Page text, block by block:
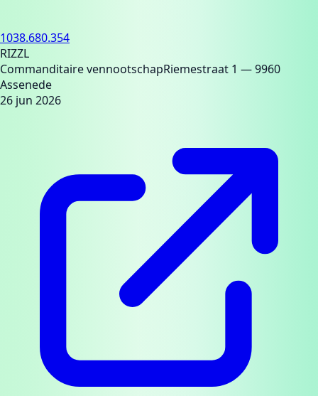
1038.680.354
RIZZL
Commanditaire vennootschapRiemestraat 1 — 9960
Assenede
26 jun 2026